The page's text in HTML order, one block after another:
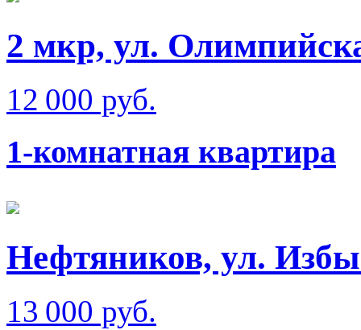
2 мкр, ул.
12 000 руб.
1-комнатная квартира
Нефтяников, ул.
13 000 руб.